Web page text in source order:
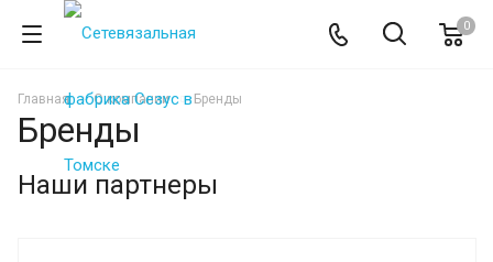
0
Главная О компании Бренды
Бренды
Наши партнеры